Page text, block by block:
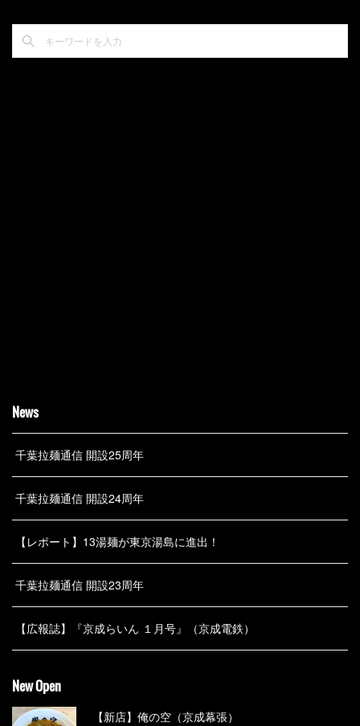
News
千葉拉麺通信 開設25周年
千葉拉麺通信 開設24周年
【レポート】13湯麺が東京湯島に進出！
千葉拉麺通信 開設23周年
【広報誌】『京成らいん １月号』（京成電鉄）
New Open
【新店】俺の空（京成幕張）